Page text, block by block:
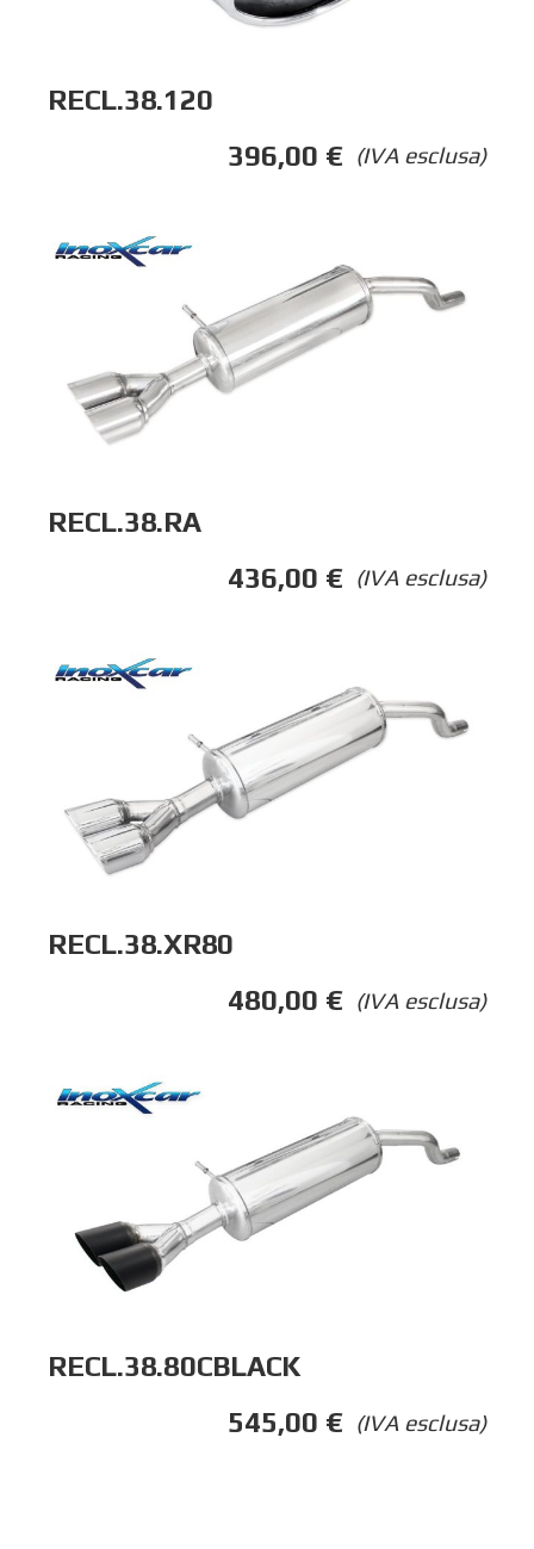
RECL.38.120
(IVA esclusa)
396,00 €
RECL.38.RA
(IVA esclusa)
436,00 €
RECL.38.XR80
(IVA esclusa)
480,00 €
RECL.38.80CBLACK
(IVA esclusa)
545,00 €